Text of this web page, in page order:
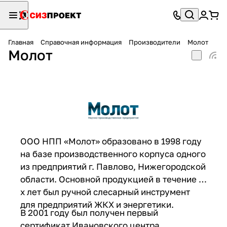
Главная Справочная информация Производители Молот
Молот
ООО НПП «Молот» образовано в 1998 году
на базе производственного корпуса одного
из предприятий г. Павлово, Нижегородской
области. Основной продукцией в течение 3-
х лет был ручной слесарный инструмент
для предприятий ЖКХ и энергетики.
В 2001 году был получен первый